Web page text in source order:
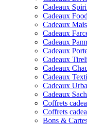
Cadeaux
Cadeaux Food
Cadeaux
Cadeaux
Cadeaux
Cadeaux
Cadeaux
Cadeaux
Cadeaux
Cadeaux
Cadeaux
Coffrets
Coffrets
Bons &